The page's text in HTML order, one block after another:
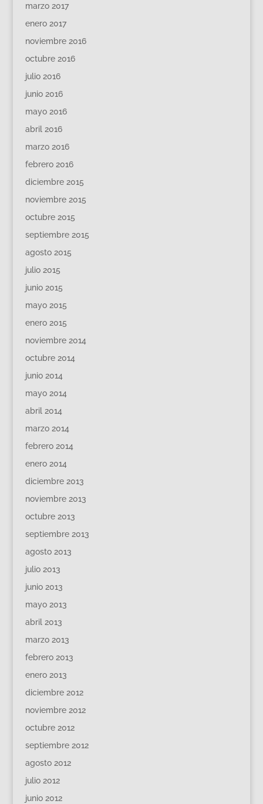
marzo 2017
enero 2017
noviembre 2016
octubre 2016
julio 2016
junio 2016
mayo 2016
abril 2016
marzo 2016
febrero 2016
diciembre 2015
noviembre 2015
octubre 2015
septiembre 2015
agosto 2015
julio 2015
junio 2015
mayo 2015
enero 2015
noviembre 2014
octubre 2014
junio 2014
mayo 2014
abril 2014
marzo 2014
febrero 2014
enero 2014
diciembre 2013
noviembre 2013
octubre 2013
septiembre 2013
agosto 2013
julio 2013
junio 2013
mayo 2013
abril 2013
marzo 2013
febrero 2013
enero 2013
diciembre 2012
noviembre 2012
octubre 2012
septiembre 2012
agosto 2012
julio 2012
junio 2012